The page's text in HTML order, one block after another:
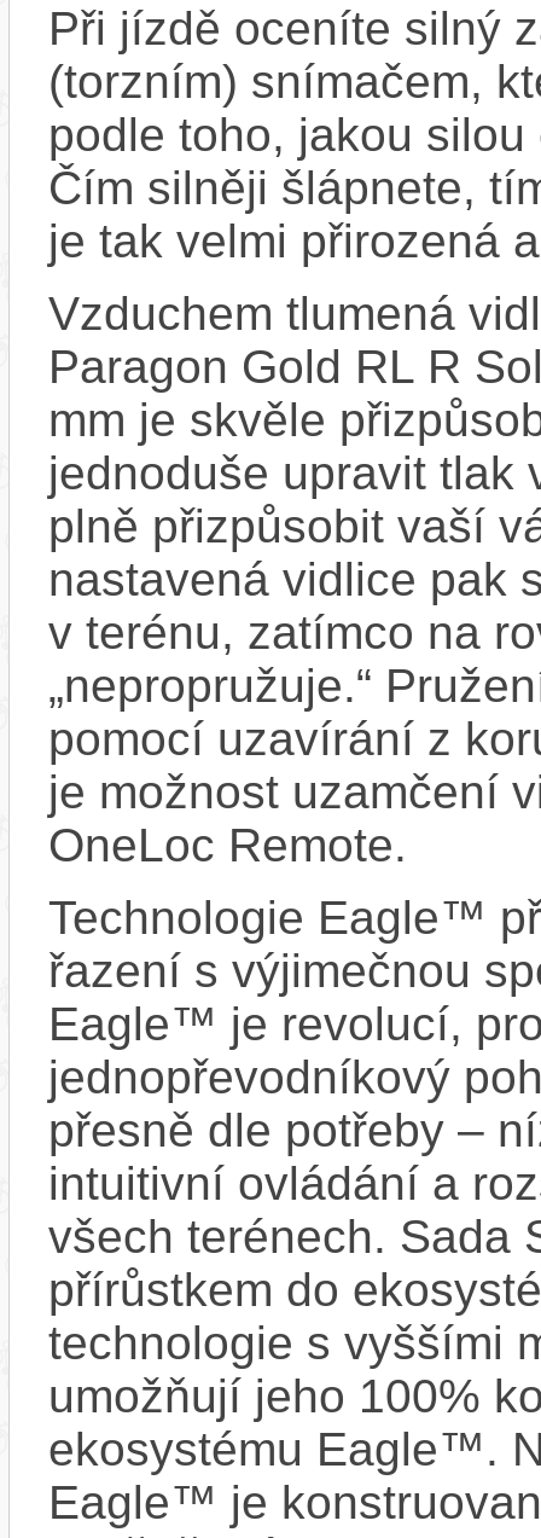
Při jízdě oceníte silný
(torzním) snímačem,
podle toho, jakou
Čím silněji šlápnete,
je tak velmi přirozená
Vzduchem tlumená
Paragon Gold RL R
mm je skvěle
jednoduše upravit tlak
plně přizpůsobit vaší
nastavená vidlice pak
v terénu, zatímco na
„nepropružuje.“
pomocí uzavírání z
je možnost uzamčení
OneLoc Remote.
Technologie Eagle™
řazení s výjimečnou
Eagle™ je revolucí,
jednopřevodníkový
přesně dle potřeby –
intuitivní ovládání a
všech terénech.
přírůstkem do
technologie s vyššími
umožňují jeho 100%
ekosystému Eagle™.
Eagle™ je